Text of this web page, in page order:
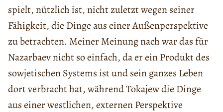
spielt, nützlich ist, nicht zuletzt wegen seiner
Fähigkeit, die Dinge aus einer Außenperspektive
zu betrachten. Meiner Meinung nach war das für
Nazarbaev nicht so einfach, da er ein Produkt des
sowjetischen Systems ist und sein ganzes Leben
dort verbracht hat, während Tokajew die Dinge
aus einer westlichen, externen Perspektive